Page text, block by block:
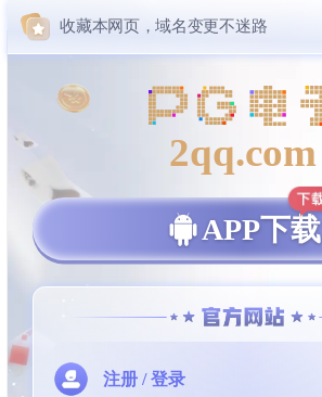
收藏本网页，域名变更不迷路
2qq.com
APP下载
注册 / 登录